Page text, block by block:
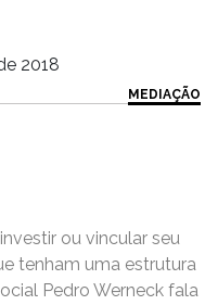
2018
MEDIAÇÃO
ou vincular seu
tenham uma estrutura
Pedro Werneck fala